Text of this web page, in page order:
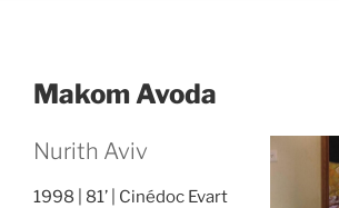
Makom Avoda
Nurith Aviv
1998 81’ Cinédoc Evart